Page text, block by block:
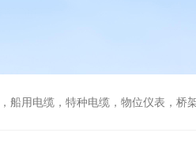
电缆，特种电缆，物位仪表，桥架，风